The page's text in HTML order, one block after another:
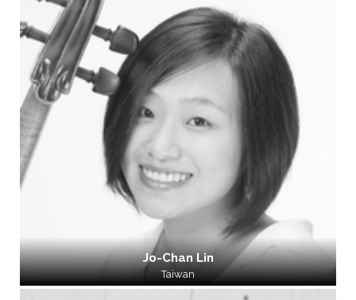
Jo-Chan Lin
Taïwan